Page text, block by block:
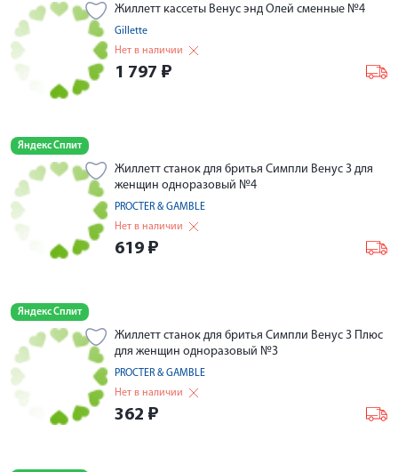
Жиллетт кассеты Венус энд Олей сменные №4
Gillette
Нет в наличии
1 797 ₽
Яндекс Сплит
Жиллетт станок для бритья Симпли Венус 3 для
женщин одноразовый №4
PROCTER & GAMBLE
Нет в наличии
619 ₽
Яндекс Сплит
Жиллетт станок для бритья Симпли Венус 3 Плюс
для женщин одноразовый №3
PROCTER & GAMBLE
Нет в наличии
362 ₽